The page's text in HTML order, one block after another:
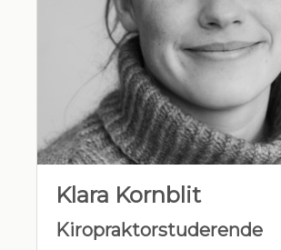
Klara Kornblit
Kiropraktorstuderende